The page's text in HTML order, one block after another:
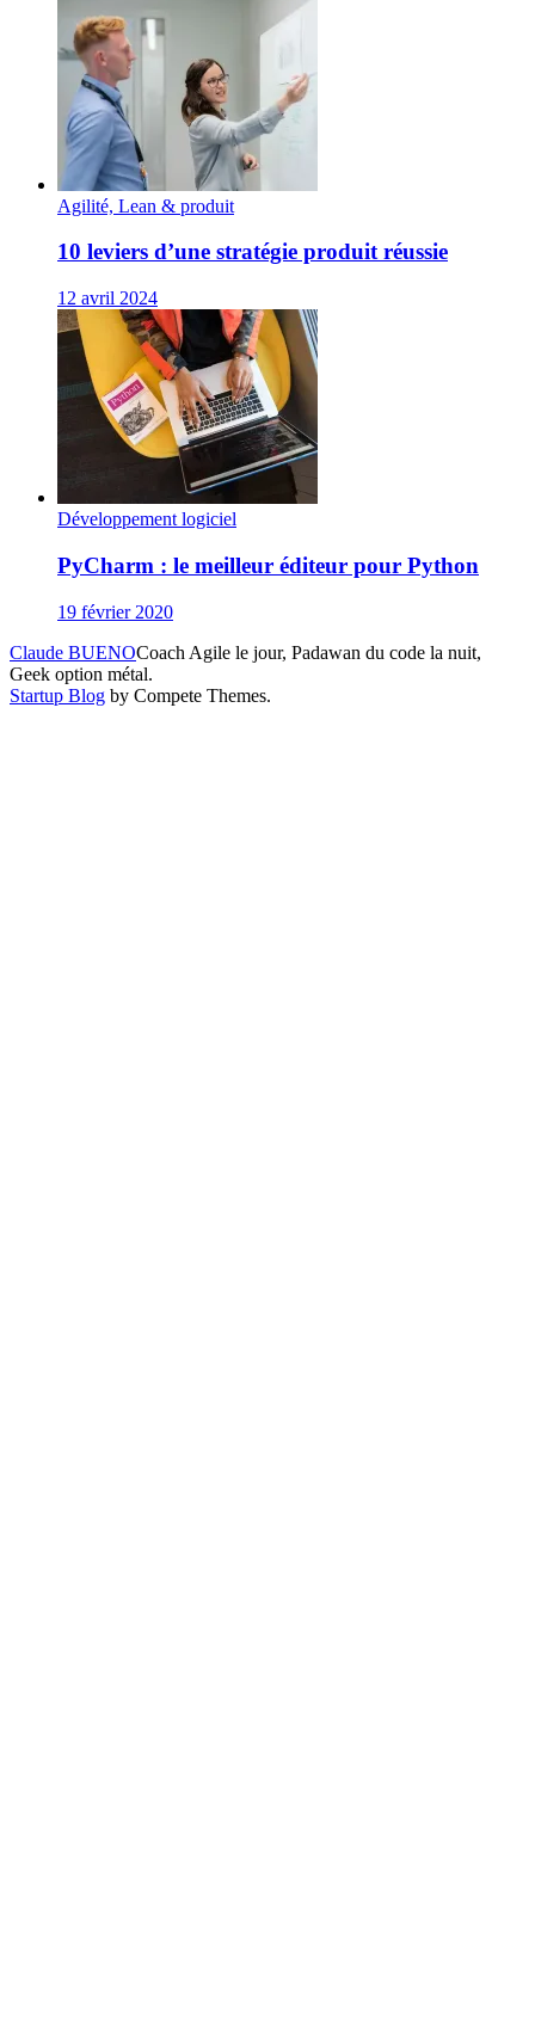
Agilité, Lean & produit
10 leviers d’une stratégie produit réussie
12 avril 2024
Développement logiciel
PyCharm : le meilleur éditeur pour Python
19 février 2020
Claude BUENOCoach Agile le jour, Padawan du code la nuit,
Geek option métal.
Startup Blog by Compete Themes.